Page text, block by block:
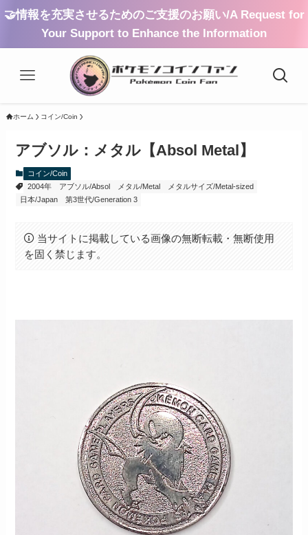
🤝情報を充実させるためのご支援のお願い/A Request for
Your Support to Enhance the Information
ホーム コイン/Coin
アブソル：メタル【Absol Metal】
コイン/Coin
2004年
アブソル/Absol メタル/Metal
メタルサイズ/Metal-sized
日本/Japan
第3世代/Generation 3
当サイトに掲載している画像の無断転載・無断使用
を固く禁じます。